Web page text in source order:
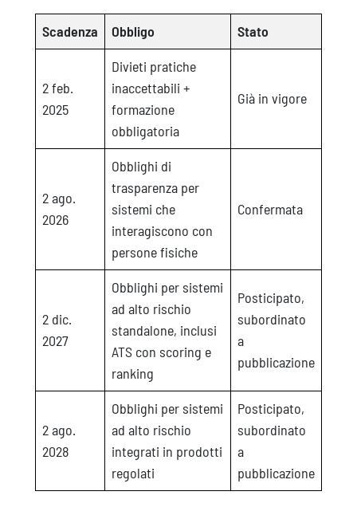
Scadenza Obbligo Stato
2 feb.
2025
Divieti pratiche
inaccettabili +
formazione
obbligatoria
Già in vigore
2 ago.
2026
Obblighi di
trasparenza per
sistemi che
interagiscono con
persone fisiche
Confermata
2 dic.
2027
Obblighi per sistemi
ad alto rischio
standalone, inclusi
ATS con scoring e
ranking
Posticipato,
subordinato
a
pubblicazione
2 ago.
2028
Obblighi per sistemi
ad alto rischio
integrati in prodotti
regolati
Posticipato,
subordinato
a
pubblicazione